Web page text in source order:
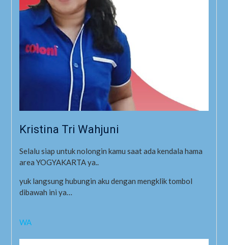
Kristina Tri Wahjuni
Selalu siap untuk nolongin kamu saat ada kendala hama
area YOGYAKARTA ya..
yuk langsung hubungin aku dengan mengklik tombol
dibawah ini ya…
WA